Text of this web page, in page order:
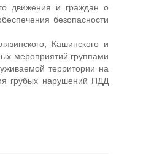
движения и граждан о
безопасности
Кашинского и
мероприятий группами
территории на
грубых нарушений ПДД